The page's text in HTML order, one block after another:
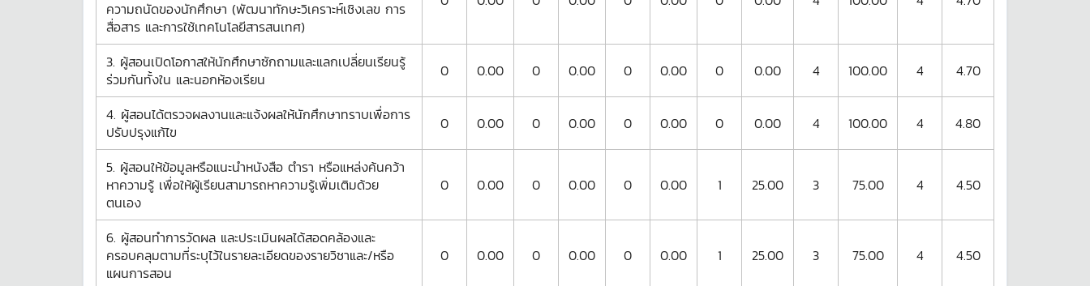
ความถนัดของนักศึกษา (พัฒนาทักษะวิเคราะห์เชิงเลข การ
สื่อสาร และการใช้เทคโนโลยีสารสนเทศ)
3. ผู้สอนเปิดโอกาสให้นักศึกษาซักถามและแลกเปลี่ยนเรียนรู้
ร่วมกันทั้งใน และนอกห้องเรียน
0 0.00 0 0.00 0 0.00 0 0.00 4 100.00 4 4.70
4. ผู้สอนได้ตรวจผลงานและแจ้งผลให้นักศึกษาทราบเพื่อการ
ปรับปรุงแก้ไข
0 0.00 0 0.00 0 0.00 0 0.00 4 100.00 4 4.80
5. ผู้สอนให้ข้อมูลหรือแนะนำหนังสือ ตำรา หรือแหล่งค้นคว้า
หาความรู้ เพื่อให้ผู้เรียนสามารถหาความรู้เพิ่มเติมด้วย
ตนเอง
0 0.00 0 0.00 0 0.00 1 25.00 3 75.00 4 4.50
6. ผู้สอนทำการวัดผล และประเมินผลได้สอดคล้องและ
ครอบคลุมตามที่ระบุไว้ในรายละเอียดของรายวิชาและ/หรือ
แผนการสอน
0 0.00 0 0.00 0 0.00 1 25.00 3 75.00 4 4.50